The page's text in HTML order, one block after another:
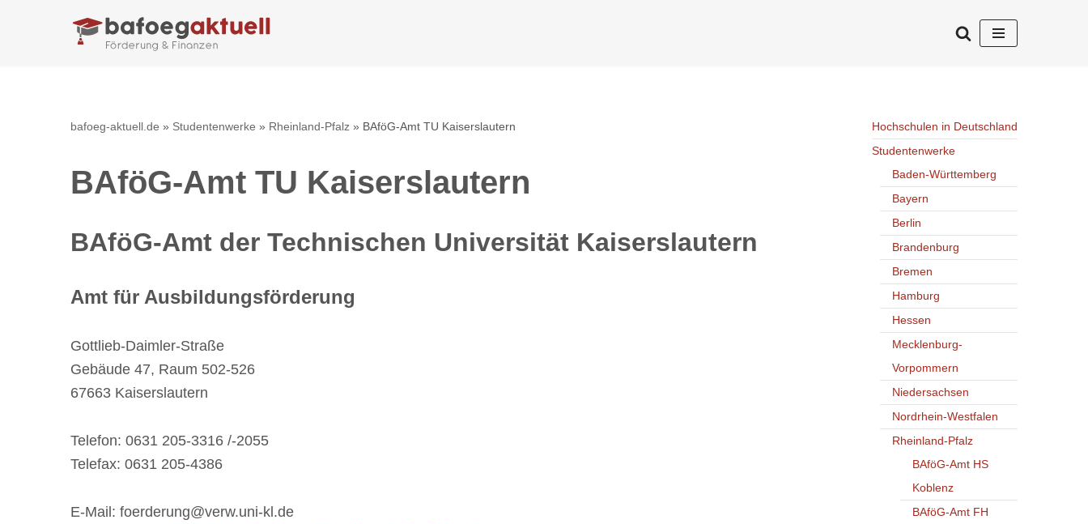
bafoeg-aktuell.de » Studentenwerke » Rheinland-Pfalz » BAföG-Amt TU Kaiserslautern
BAföG-Amt TU Kaiserslautern
BAföG-Amt der Technischen Universität Kaiserslautern
Amt für Ausbildungsförderung
Gottlieb-Daimler-Straße
Gebäude 47, Raum 502-526
67663 Kaiserslautern
Telefon: 0631 205-3316 /-2055
Telefax: 0631 205-4386
E-Mail: foerderung@verw.uni-kl.de
Hochschulen in Deutschland
Studentenwerke
Baden-Württemberg
Bayern
Berlin
Brandenburg
Bremen
Hamburg
Hessen
Mecklenburg-
Vorpommern
Niedersachsen
Nordrhein-Westfalen
Rheinland-Pfalz
BAföG-Amt HS
Koblenz
BAföG-Amt FH